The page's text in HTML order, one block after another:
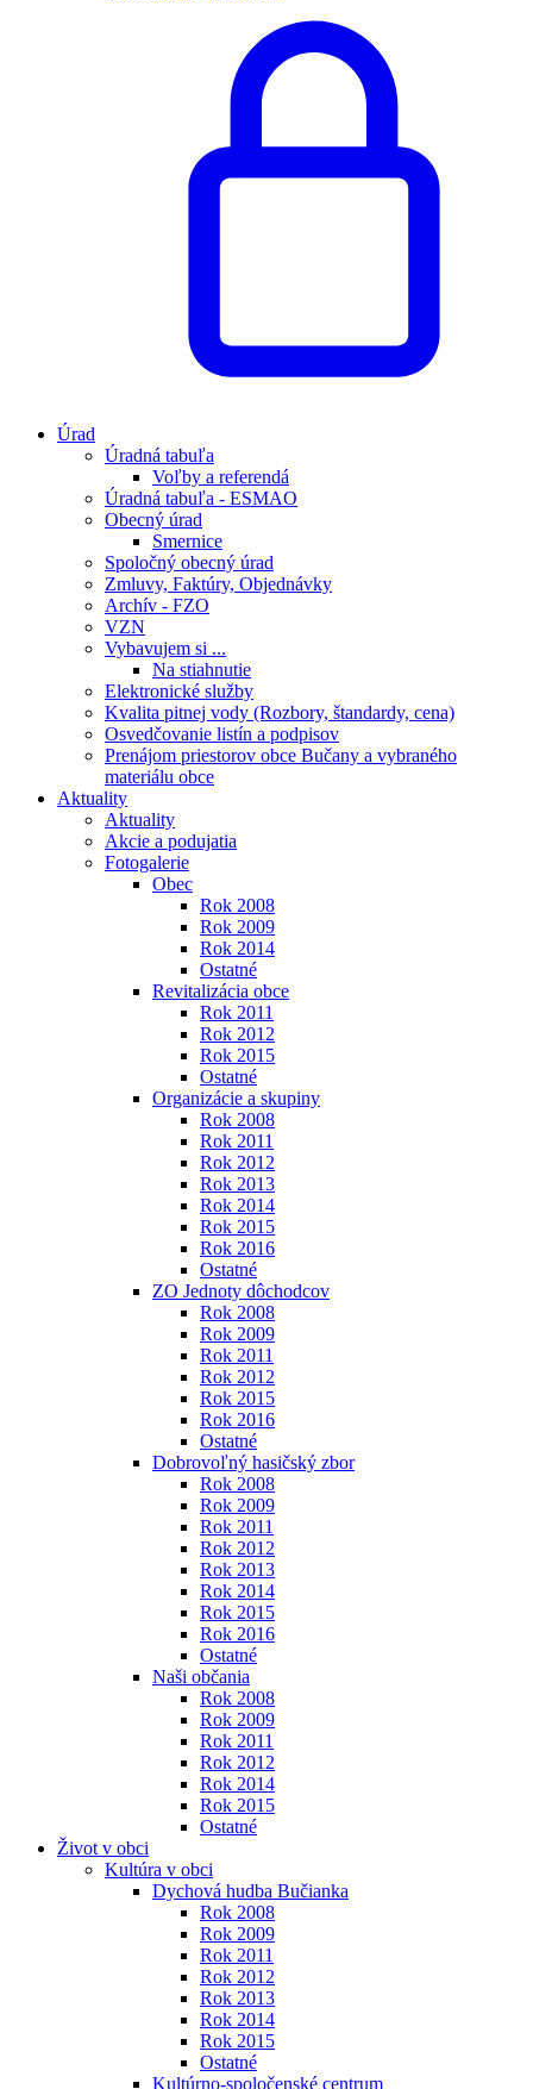
Úrad
Úradná tabuľa
Voľby a referendá
Úradná tabuľa - ESMAO
Obecný úrad
Smernice
Spoločný obecný úrad
Zmluvy, Faktúry, Objednávky
Archív - FZO
VZN
Vybavujem si ...
Na stiahnutie
Elektronické služby
Kvalita pitnej vody (Rozbory, štandardy, cena)
Osvedčovanie listín a podpisov
Prenájom priestorov obce Bučany a vybraného
materiálu obce
Aktuality
Aktuality
Akcie a podujatia
Fotogalerie
Obec
Rok 2008
Rok 2009
Rok 2014
Ostatné
Revitalizácia obce
Rok 2011
Rok 2012
Rok 2015
Ostatné
Organizácie a skupiny
Rok 2008
Rok 2011
Rok 2012
Rok 2013
Rok 2014
Rok 2015
Rok 2016
Ostatné
ZO Jednoty dôchodcov
Rok 2008
Rok 2009
Rok 2011
Rok 2012
Rok 2015
Rok 2016
Ostatné
Dobrovoľný hasičský zbor
Rok 2008
Rok 2009
Rok 2011
Rok 2012
Rok 2013
Rok 2014
Rok 2015
Rok 2016
Ostatné
Naši občania
Rok 2008
Rok 2009
Rok 2011
Rok 2012
Rok 2014
Rok 2015
Ostatné
Život v obci
Kultúra v obci
Dychová hudba Bučianka
Rok 2008
Rok 2009
Rok 2011
Rok 2012
Rok 2013
Rok 2014
Rok 2015
Ostatné
Kultúrno-spoločenské centrum